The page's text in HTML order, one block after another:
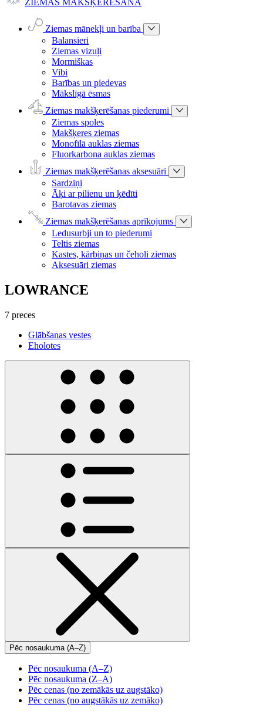
ZIEMAS MAKŠĶERĒŠANA
Ziemas mānekļi un barība
Balansieri
Ziemas vizuļi
Mormiškas
Vibi
Barības un piedevas
Mākslīgā ēsmas
Ziemas makšķerēšanas piederumi
Ziemas spoles
Makšķeres ziemas
Monofīlā auklas ziemas
Fluorkarbona auklas ziemas
Ziemas makšķerēšanas aksesuāri
Sardziņi
Āķi ar pilienu un ķēdīti
Barotavas ziemas
Ziemas makšķerēšanas aprīkojums
Ledusurbji un to piederumi
Teltis ziemas
Kastes, kārbiņas un čeholi ziemas
Aksesuāri ziemas
LOWRANCE
7 preces
Glābšanas vestes
Eholotes
Pēc nosaukuma (A–Z)
Pēc nosaukuma (A–Z)
Pēc nosaukuma (Z–A)
Pēc cenas (no zemākās uz augstāko)
Pēc cenas (no augstākās uz zemāko)